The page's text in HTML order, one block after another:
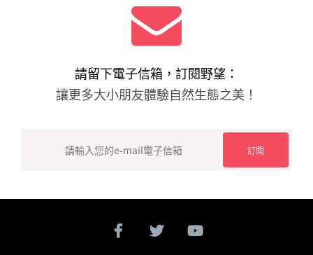
請留下電子信箱，訂閱野望：
讓更多大小朋友體驗自然生態之美！